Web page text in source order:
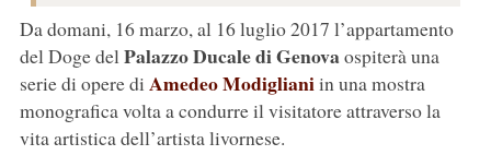
Da domani, 16 marzo, al 16 luglio 2017 l’appartamento
del Doge delPalazzo Ducale di Genovaospiterà una
serie di opere di Amedeo Modiglianiin una mostra
monografica volta a condurre il visitatore attraverso la
vita artistica dell’artista livornese.